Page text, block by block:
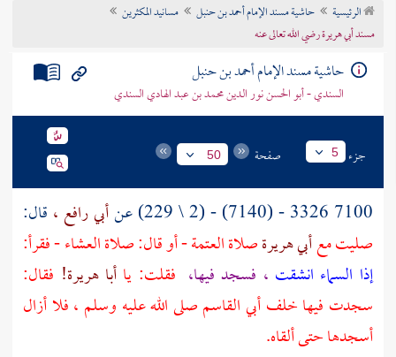
تراجم الأعلام
الرئيسية حاشية مسند الإمام أحمد بن حنبل
مسانيد المكثرين
مسند أبي هريرة رضي الله تعالى عنه
حاشية مسند الإمام أحمد بن حنبل
السندي - أبو الحسن نور الدين محمد بن عبد الهادي السندي
جزء 5 صفحة 50
7100 3326 - (7140) - (2 \ 229) عن أبي رافع ، قال:
صليت معأبي هريرةصلاة العتمة - أو قال: صلاة العشاء - فقرأ:
إذا السماء انشقت ، فسجد فيها، فقلت: ياأبا هريرة! فقال:
سجدت فيها خلف أبي القاسم صلى الله عليه وسلم ، فلا أزال
أسجدها حتى ألقاه.